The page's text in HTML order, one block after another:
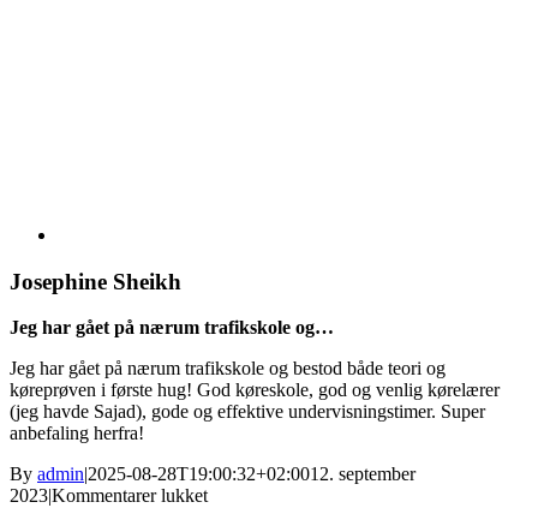
Josephine Sheikh
Jeg har gået på nærum trafikskole og…
Jeg har gået på nærum trafikskole og bestod både teori og
køreprøven i første hug! God køreskole, god og venlig kørelærer
(jeg havde Sajad), gode og effektive undervisningstimer. Super
anbefaling herfra!
By admin|2025-08-28T19:00:32+02:0012. september
2023|Kommentarer lukkettil